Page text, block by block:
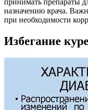
назначению врача.
при необходимости
Избегание